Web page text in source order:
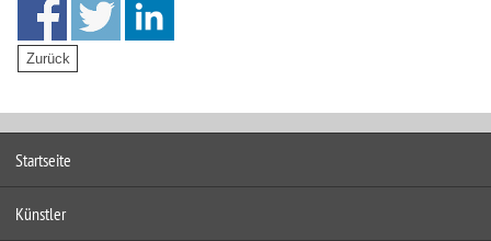
Startseite
Künstler